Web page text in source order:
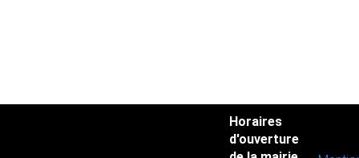
Horaires
d'ouverture